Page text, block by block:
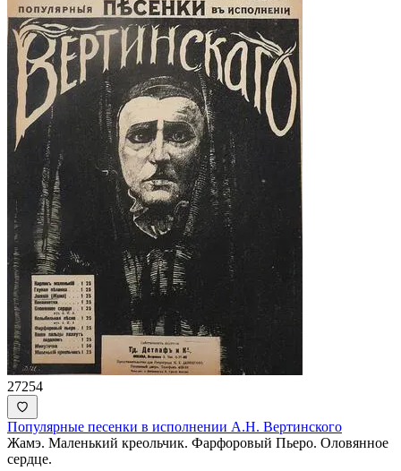
27254
Популярные песенки в исполнении А.Н. Вертинского
Жамэ. Маленький креольчик. Фарфоровый Пьеро. Оловянное
сердце.